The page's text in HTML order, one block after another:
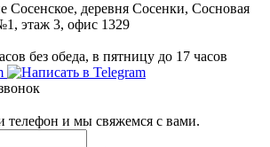
Сосенское, деревня Сосенки, Сосновая
этаж 3, офис 1329
без обеда, в пятницу до 17 часов
телефон и мы свяжемся с вами.